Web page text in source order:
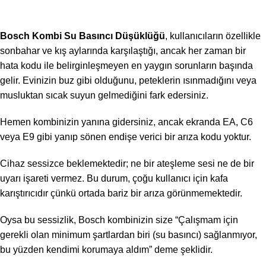
Bosch Kombi Su Basıncı Düşüklüğü, kullanıcıların özellikle
sonbahar ve kış aylarında karşılaştığı, ancak her zaman bir
hata kodu ile belirginleşmeyen en yaygın sorunların başında
gelir. Evinizin buz gibi olduğunu, peteklerin ısınmadığını veya
musluktan sıcak suyun gelmediğini fark edersiniz.
Hemen kombinizin yanına gidersiniz, ancak ekranda EA, C6
veya E9 gibi yanıp sönen endişe verici bir arıza kodu yoktur.
Cihaz sessizce beklemektedir; ne bir ateşleme sesi ne de bir
uyarı işareti vermez. Bu durum, çoğu kullanıcı için kafa
karıştırıcıdır çünkü ortada bariz bir arıza görünmemektedir.
Oysa bu sessizlik, Bosch kombinizin size “Çalışmam için
gerekli olan minimum şartlardan biri (su basıncı) sağlanmıyor,
bu yüzden kendimi korumaya aldım” deme şeklidir.